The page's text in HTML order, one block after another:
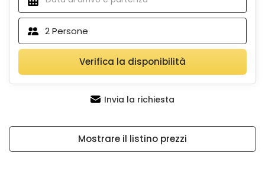
2Persone
Verifica la disponibilità
Invia la richiesta
Mostrare il listino prezzi